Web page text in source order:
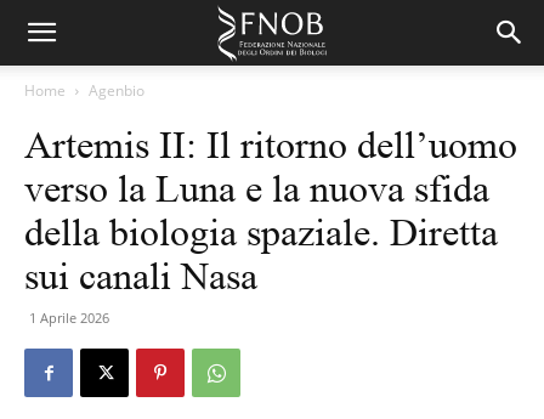
Home Agenbio
Artemis II: Il ritorno dell’uomo
verso la Luna e la nuova sfida
della biologia spaziale. Diretta
sui canali Nasa
1 Aprile 2026